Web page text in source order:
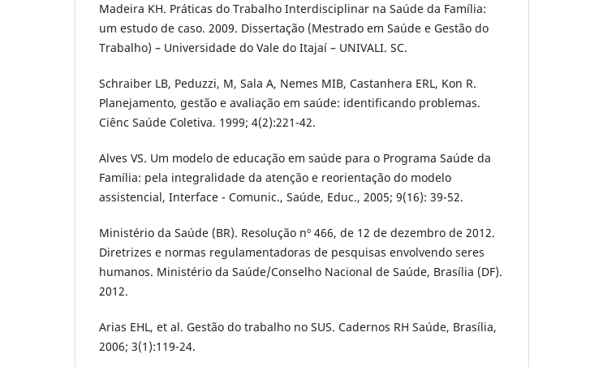
Madeira KH. Práticas do Trabalho Interdisciplinar na Saúde da Família:
um estudo de caso. 2009. Dissertação (Mestrado em Saúde e Gestão do
Trabalho) – Universidade do Vale do Itajaí – UNIVALI. SC.
Schraiber LB, Peduzzi, M, Sala A, Nemes MIB, Castanhera ERL, Kon R.
Planejamento, gestão e avaliação em saúde: identificando problemas.
Ciênc Saúde Coletiva. 1999; 4(2):221-42.
Alves VS. Um modelo de educação em saúde para o Programa Saúde da
Família: pela integralidade da atenção e reorientação do modelo
assistencial, Interface - Comunic., Saúde, Educ., 2005; 9(16): 39-52.
Ministério da Saúde (BR). Resolução nº 466, de 12 de dezembro de 2012.
Diretrizes e normas regulamentadoras de pesquisas envolvendo seres
humanos. Ministério da Saúde/Conselho Nacional de Saúde, Brasília (DF).
2012.
Arias EHL, et al. Gestão do trabalho no SUS. Cadernos RH Saúde, Brasília,
2006; 3(1):119-24.